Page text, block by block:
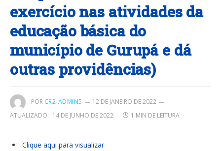
exercício nas atividades da
educação básica do
município de Gurupá e dá
outras providências)
POR CR2-ADMIN5
12 DE JANEIRO DE 2022
ATUALIZADO: 14 DE JUNHO DE 2022 1 MIN DE LEITURA
Clique aqui para visualizar